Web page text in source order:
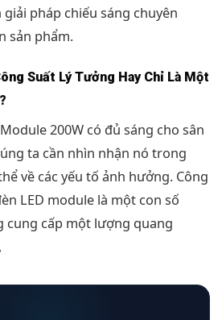
pháp chiếu sáng chuyên
sản phẩm.
Suất Lý Tưởng Hay Chỉ Là Một
200W có đủ sáng cho sân
ta cần nhìn nhận nó trong
về các yếu tố ảnh hưởng. Công
LED module là một con số
cung cấp một lượng quang